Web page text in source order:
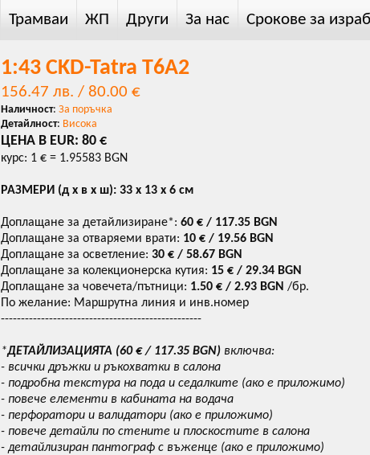
Трамваи ЖП Други За нас Срокове за
1:43 CKD-Tatra T6A2
156.47 лв. / 80.00 €
Наличност: За поръчка
Детайлност: Висока
ЦЕНА В EUR: 80 €
курс: 1 € = 1.95583 BGN
РАЗМЕРИ (д х в х ш): 33 х 13 х 6 см
Доплащане за детайлизиране*: 60 € / 117.35 BGN
Доплащане за отваряеми врати: 10 € / 19.56 BGN
Доплащане за осветление: 30 € / 58.67 BGN
Доплащане за колекционерска кутия: 15 € / 29.34 BGN
Доплащане за човечета/пътници: 1.50 € / 2.93 BGN /бр.
По желание: Маршрутна линия и инв.номер
--------------------------------------------------
*ДЕТАЙЛИЗАЦИЯТА (60€ / 117.35 BGN) включва:
- всички дръжки и ръкохватки в салона
- подробна текстура на пода и седалките (ако е приложимо)
- повече елементи в кабината на водача
- перфоратори и валидатори (ако е приложимо)
- повече детайли по стените и плоскостите в салона
- детайлизиран пантограф с въженце (ако е приложимо)